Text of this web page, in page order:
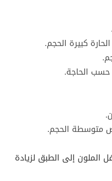
حسب الحاجة.
متوسطة الحجم.
الملون إلى الطبق لزيادة